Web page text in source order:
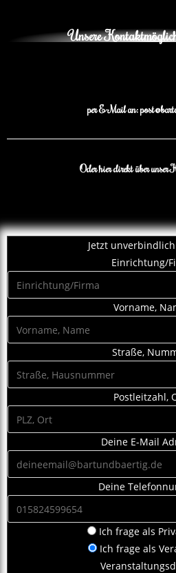
Unsere
per E-Mail an:
Oder hier direkt über unser
Jetzt
Einrichtung/
Vorname,
Straße,
Postleitzahl,
Deine E-Mail
Deine
Ich frage als
Ich frage als